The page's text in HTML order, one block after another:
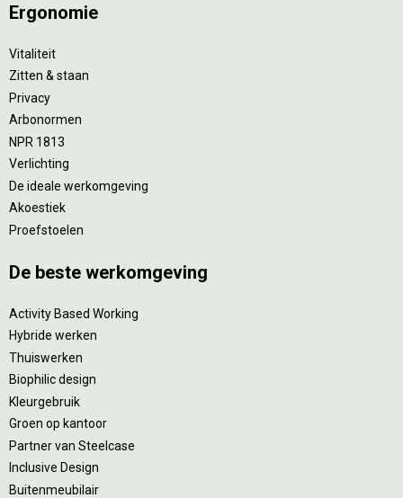
Ergonomie
Vitaliteit
Zitten & staan
Privacy
Arbonormen
NPR 1813
Verlichting
De ideale werkomgeving
Akoestiek
Proefstoelen
De beste werkomgeving
Activity Based Working
Hybride werken
Thuiswerken
Biophilic design
Kleurgebruik
Groen op kantoor
Partner van Steelcase
Inclusive Design
Buitenmeubilair